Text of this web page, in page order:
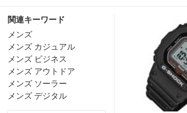
関連キーワード
メンズ
メンズ カジュアル
メンズ ビジネス
メンズ アウトドア
メンズ ソーラー
メンズ デジタル